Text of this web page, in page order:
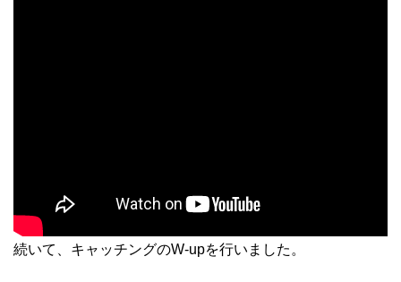
続いて、キャッチングのW-upを行いました。